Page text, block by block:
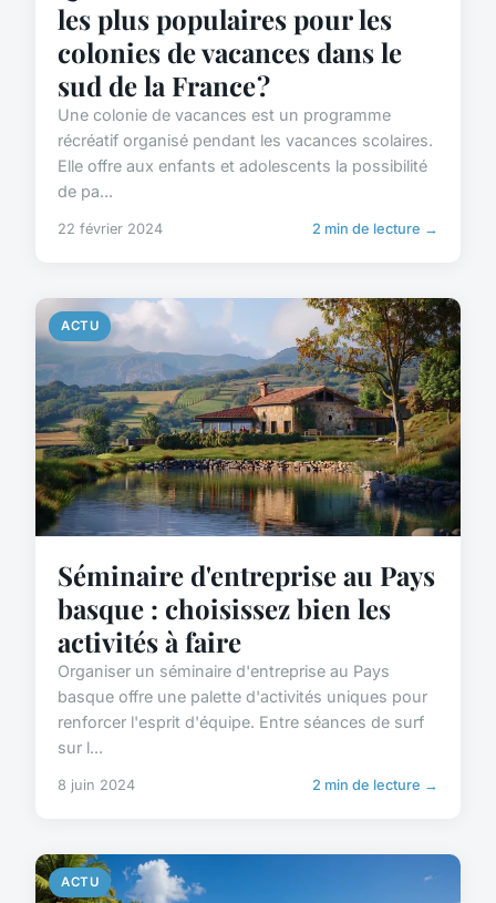
les plus populaires pour les
colonies de vacances dans le
sud de la France ?
Une colonie de vacances est un programme
récréatif organisé pendant les vacances scolaires.
Elle offre aux enfants et adolescents la possibilité
de pa...
22 février 2024 2 min de lecture →
ACTU
Séminaire d'entreprise au Pays
basque : choisissez bien les
activités à faire
Organiser un séminaire d'entreprise au Pays
basque offre une palette d'activités uniques pour
renforcer l'esprit d'équipe. Entre séances de surf
sur l...
8 juin 2024 2 min de lecture →
ACTU